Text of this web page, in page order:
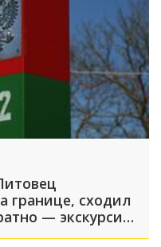
границе, сходил
— экскурсия